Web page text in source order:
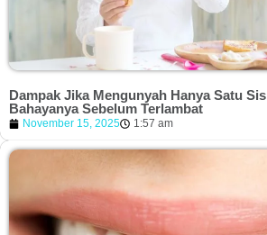
Dampak Jika Mengunyah Hanya Satu
Bahayanya Sebelum Terlambat
November 15, 2025 1:57 am